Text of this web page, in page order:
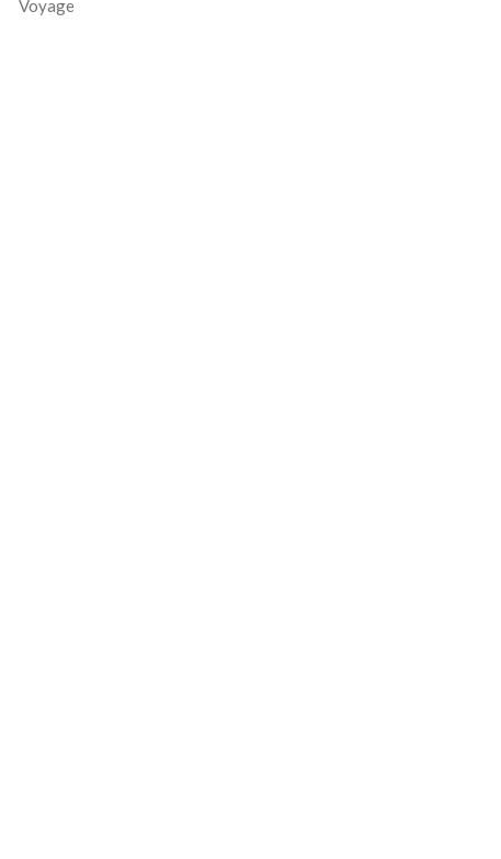
Voyage